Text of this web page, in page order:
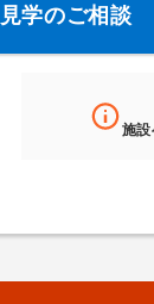
学のご相談
施設